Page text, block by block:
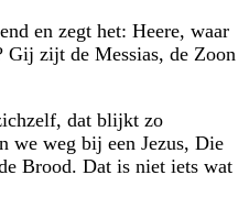
en zegt het: Heere, waar
Gij zijt de Messias, de Zoon
dat blijkt zo
we weg bij een Jezus, Die
Brood. Dat is niet iets wat